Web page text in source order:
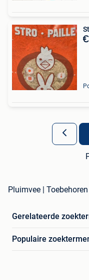
Pluimvee |
Gerelateerde
Populaire